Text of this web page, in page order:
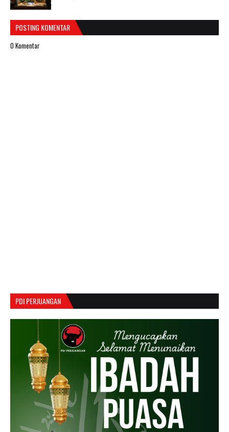
POSTING KOMENTAR
0 Komentar
PDI PERJUANGAN